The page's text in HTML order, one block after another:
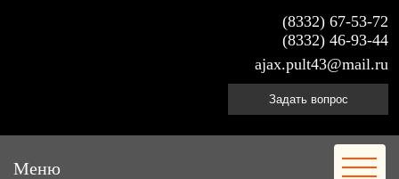
(8332) 67-53-72
(8332) 46-93-44
ajax.pult43@mail.ru
Задать вопрос
Меню